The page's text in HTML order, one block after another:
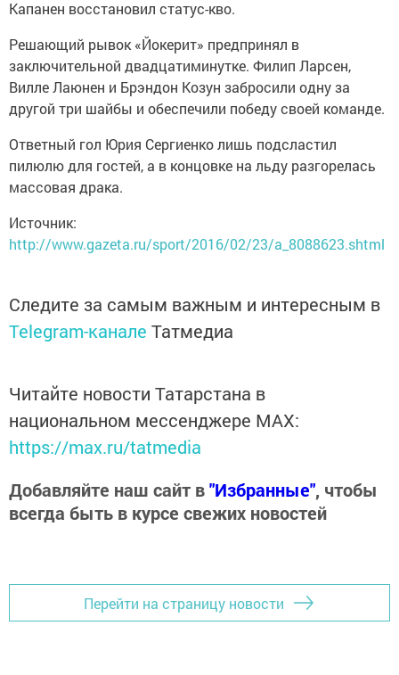
Капанен восстановил статус-кво.
Решающий рывок «Йокерит» предпринял в
заключительной двадцатиминутке. Филип Ларсен,
Вилле Лаюнен и Брэндон Козун забросили одну за
другой три шайбы и обеспечили победу своей команде.
Ответный гол Юрия Сергиенко лишь подсластил
пилюлю для гостей, а в концовке на льду разгорелась
массовая драка.
Источник:
http://www.gazeta.ru/sport/2016/02/23/a_8088623.shtml
Следите за самым важным и интересным в
Telegram-канале Татмедиа
Читайте новости Татарстана в
национальном мессенджере MАХ:
https://max.ru/tatmedia
Добавляйте наш сайт в"Избранные", чтобы
всегда быть в курсе свежих новостей
Перейти на страницу новости